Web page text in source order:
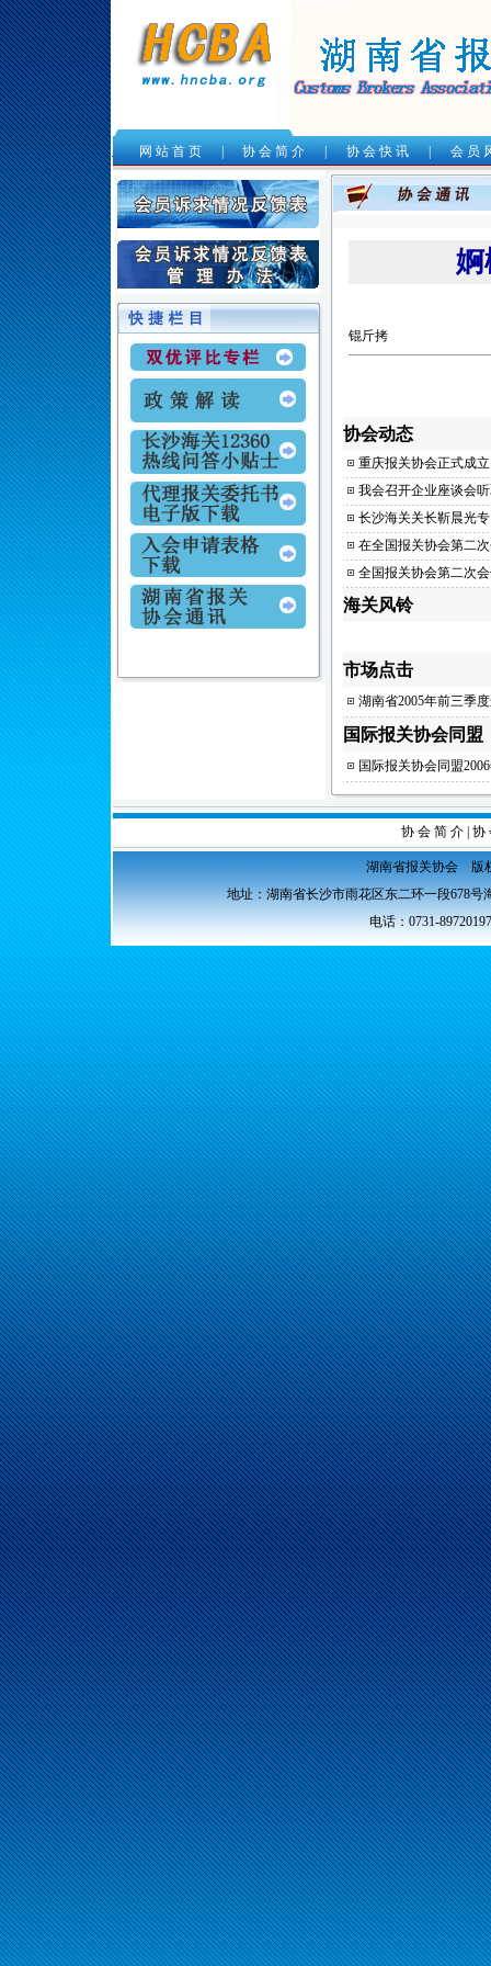
. 网 站 首 页 | 协 会 简 介 | 协 会 快 讯 | 会 员
婀
锟斤拷
协会动态
重庆报关协会正式成立
我会召开企业座谈会
长沙海关关长靳晨光
在全国报关协会第二
全国报关协会第二次
海关风铃
市场点击
湖南省2005年前三季
国际报关协会同盟
国际报关协会同盟
协 会 简 介| 协
湖南省报关协会 版
地址：湖南省长沙市雨花区东二环一段678
电话：0731-